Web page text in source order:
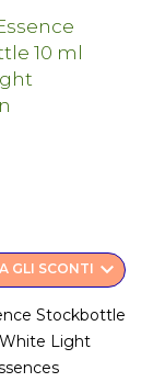
GLI SCONTI keyboard_arrow_down
Stockbottle
Light